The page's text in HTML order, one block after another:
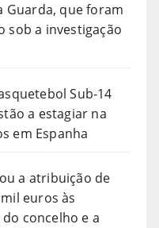
Guarda, que foram
sob a investigação
Sub-14
a estagiar na
em Espanha
a atribuição de
euros às
concelho e a